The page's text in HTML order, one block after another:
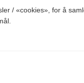
/ «cookies», for å